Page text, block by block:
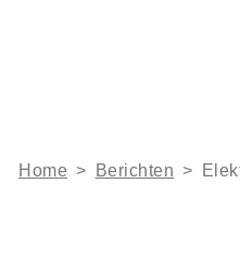
Home > Berichten >